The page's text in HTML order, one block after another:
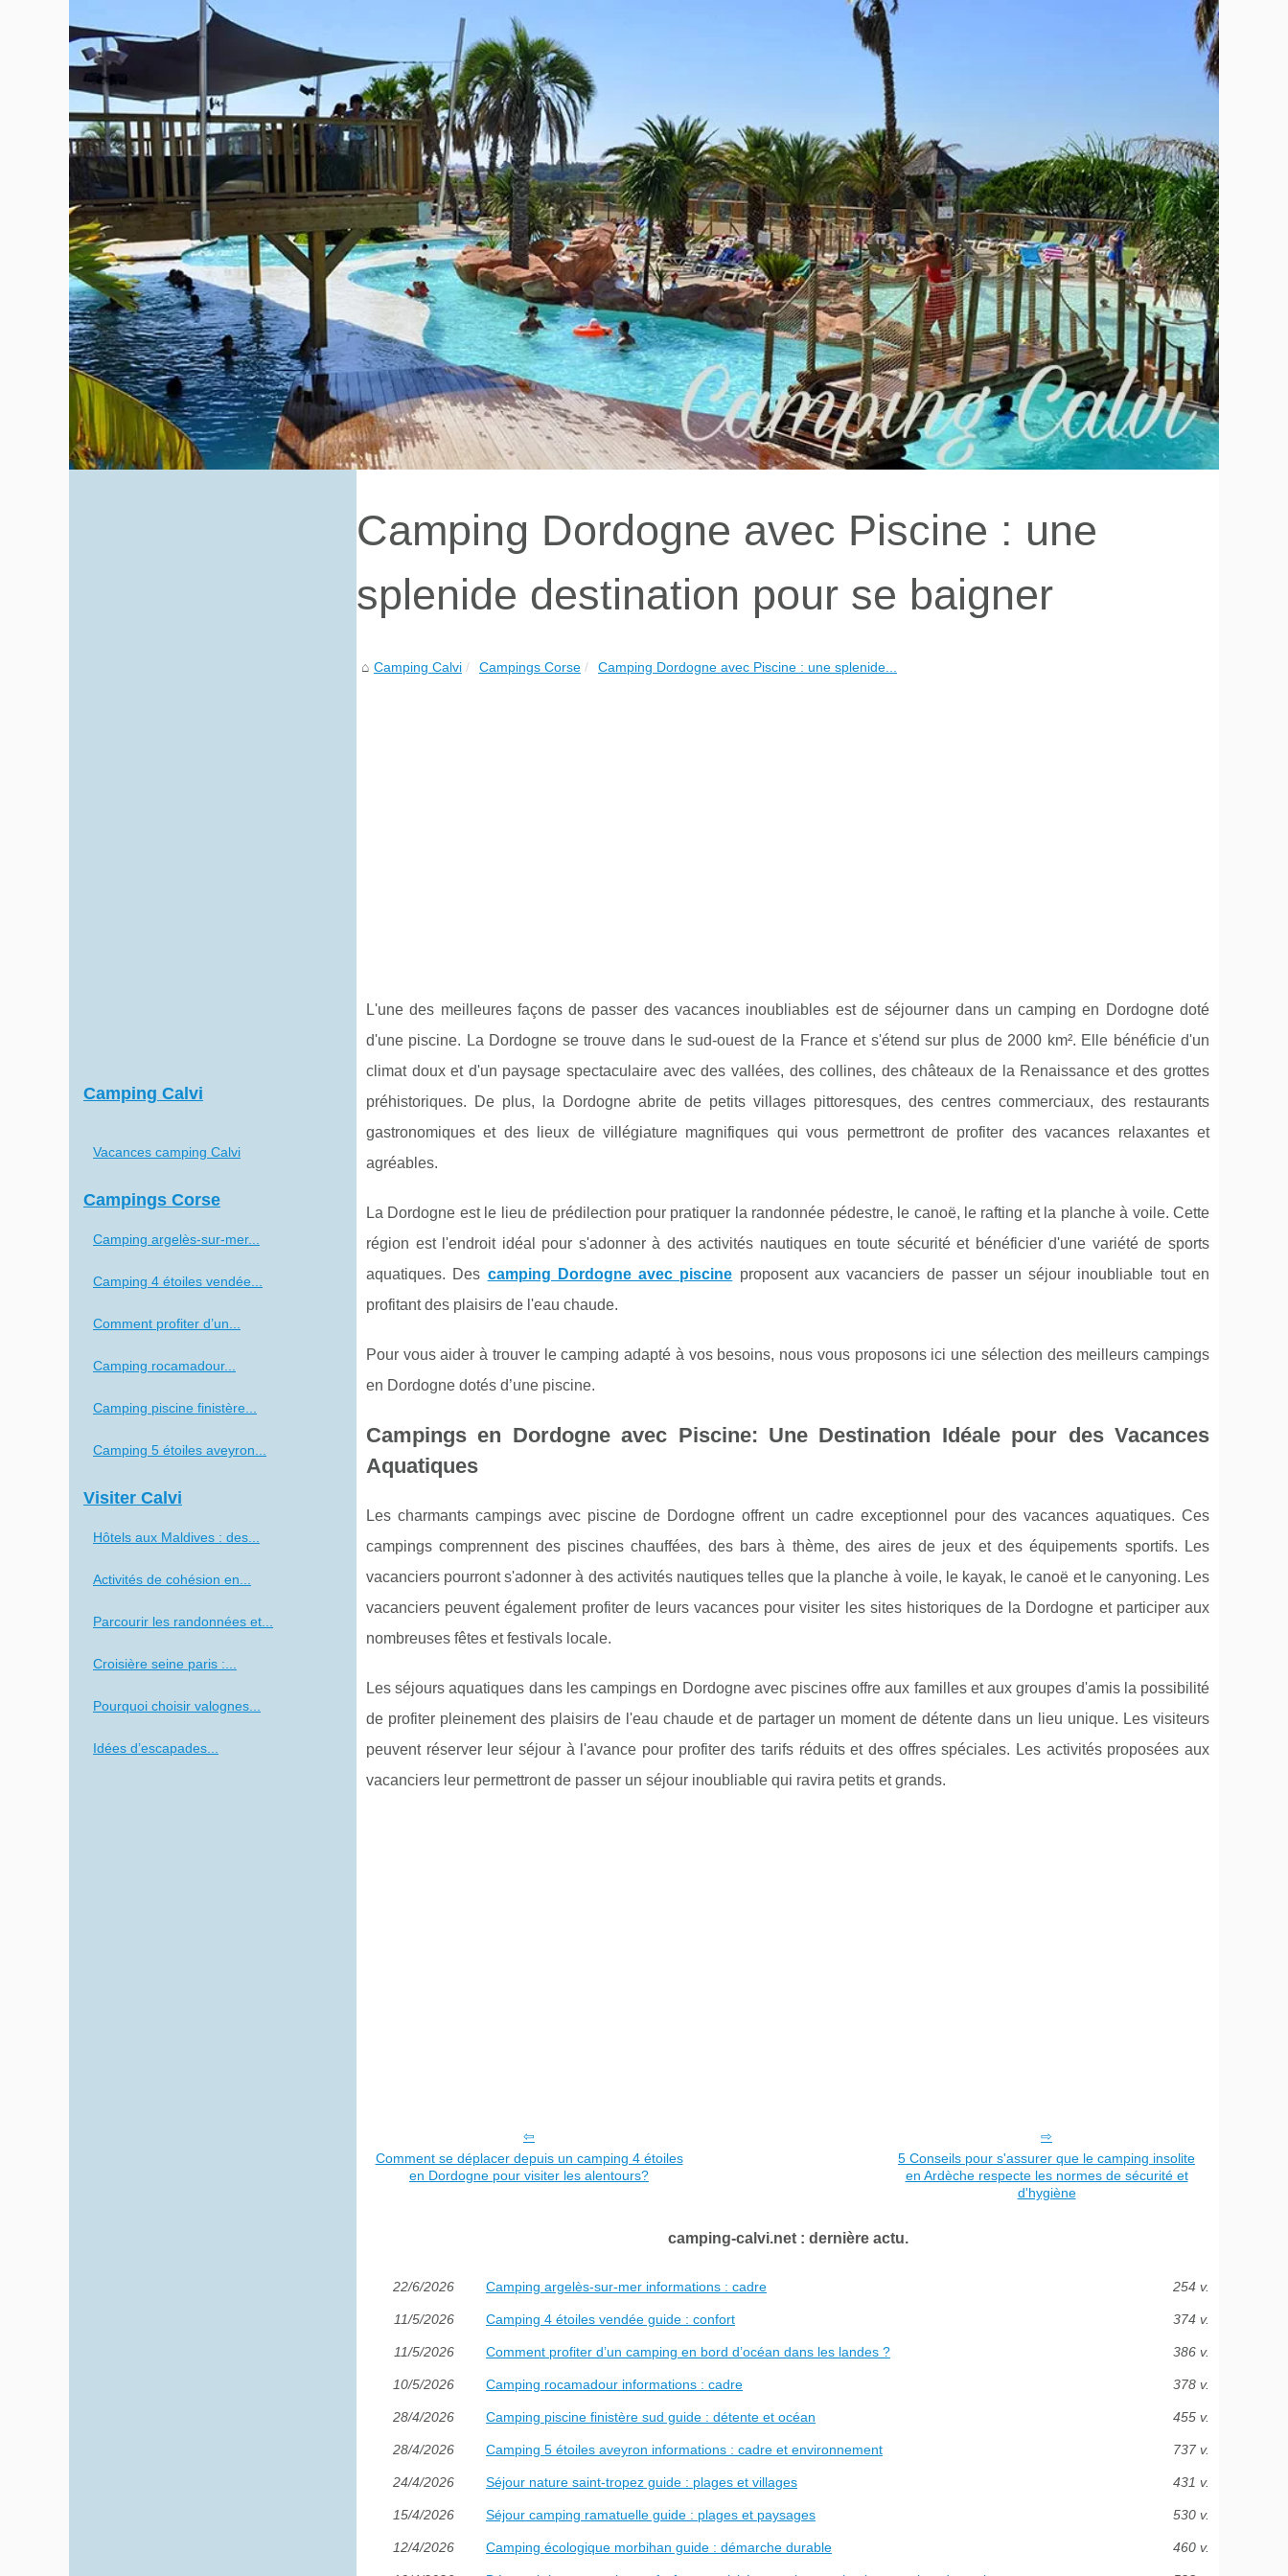
Camping Dordogne avec Piscine : une
splenide destination pour se baigner
Camping Calvi Campings Corse Camping Dordogne avec Piscine : une splenide...
L'une des meilleures façons de passer des vacances inoubliables est de séjourner dans un camping en Dordogne doté
d'une piscine. La Dordogne se trouve dans le sud-ouest de la France et s'étend sur plus de 2000 km². Elle bénéficie d'un
climat doux et d'un paysage spectaculaire avec des vallées, des collines, des châteaux de la Renaissance et des grottes
préhistoriques. De plus, la Dordogne abrite de petits villages pittoresques, des centres commerciaux, des restaurants
gastronomiques et des lieux de villégiature magnifiques qui vous permettront de profiter des vacances relaxantes et
agréables.
La Dordogne est le lieu de prédilection pour pratiquer la randonnée pédestre, le canoë, le rafting et la planche à voile. Cette
région est l'endroit idéal pour s'adonner à des activités nautiques en toute sécurité et bénéficier d'une variété de sports
aquatiques. Des camping Dordogne avec piscine proposent aux vacanciers de passer un séjour inoubliable tout en
profitant des plaisirs de l'eau chaude.
Pour vous aider à trouver le camping adapté à vos besoins, nous vous proposons ici une sélection des meilleurs campings
en Dordogne dotés d’une piscine.
Campings en Dordogne avec Piscine: Une Destination Idéale pour des Vacances
Aquatiques
Les charmants campings avec piscine de Dordogne offrent un cadre exceptionnel pour des vacances aquatiques. Ces
campings comprennent des piscines chauffées, des bars à thème, des aires de jeux et des équipements sportifs. Les
vacanciers pourront s'adonner à des activités nautiques telles que la planche à voile, le kayak, le canoë et le canyoning. Les
vacanciers peuvent également profiter de leurs vacances pour visiter les sites historiques de la Dordogne et participer aux
nombreuses fêtes et festivals locale.
Les séjours aquatiques dans les campings en Dordogne avec piscines offre aux familles et aux groupes d'amis la possibilité
de profiter pleinement des plaisirs de l'eau chaude et de partager un moment de détente dans un lieu unique. Les visiteurs
peuvent réserver leur séjour à l'avance pour profiter des tarifs réduits et des offres spéciales. Les activités proposées aux
vacanciers leur permettront de passer un séjour inoubliable qui ravira petits et grands.
Comment se déplacer depuis un camping 4 étoiles
en Dordogne pour visiter les alentours?
5 Conseils pour s'assurer que le camping insolite
en Ardèche respecte les normes de sécurité et
d'hygiène
camping-calvi.net : dernière actu.
22/6/2026 Camping argelès-sur-mer informations : cadre 254 v.
11/5/2026 Camping 4 étoiles vendée guide : confort 374 v.
11/5/2026 Comment profiter d’un camping en bord d’océan dans les landes ? 386 v.
10/5/2026 Camping rocamadour informations : cadre 378 v.
28/4/2026 Camping piscine finistère sud guide : détente et océan 455 v.
28/4/2026 Camping 5 étoiles aveyron informations : cadre et environnement 737 v.
24/4/2026 Séjour nature saint-tropez guide : plages et villages 431 v.
15/4/2026 Séjour camping ramatuelle guide : plages et paysages 530 v.
12/4/2026 Camping écologique morbihan guide : démarche durable 460 v.
Camping Calvi
Vacances camping Calvi
Campings Corse
Camping argelès-sur-mer...
Camping 4 étoiles vendée...
Comment profiter d’un...
Camping rocamadour...
Camping piscine finistère...
Camping 5 étoiles aveyron...
Visiter Calvi
Hôtels aux Maldives : des...
Activités de cohésion en...
Parcourir les randonnées et...
Croisière seine paris :...
Pourquoi choisir valognes...
Idées d’escapades...